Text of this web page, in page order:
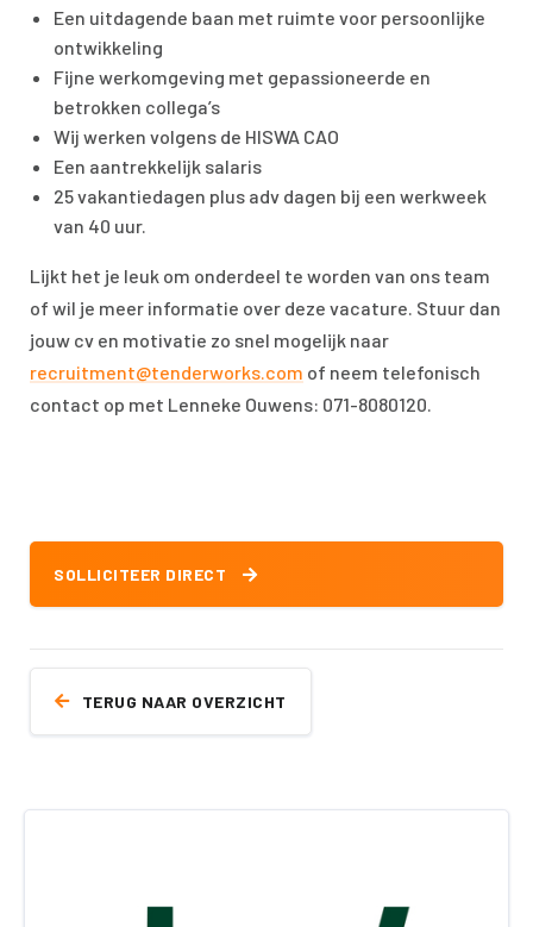
Een uitdagende baan met ruimte voor persoonlijke
ontwikkeling
Fijne werkomgeving met gepassioneerde en
betrokken collega’s
Wij werken volgens de HISWA CAO
Een aantrekkelijk salaris
25 vakantiedagen plus adv dagen bij een werkweek
van 40 uur.
Lijkt het je leuk om onderdeel te worden van ons team
of wil je meer informatie over deze vacature. Stuur dan
jouw cv en motivatie zo snel mogelijk naar
recruitment@tenderworks.com of neem telefonisch
contact op met Lenneke Ouwens: 071-8080120.
SOLLICITEER DIRECT
TERUG NAAR OVERZICHT